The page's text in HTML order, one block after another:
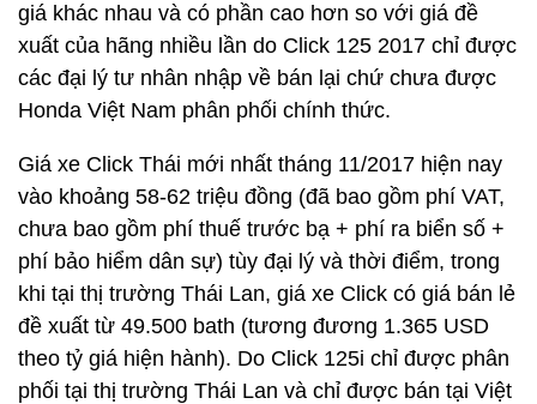
giá khác nhau và có phần cao hơn so với giá đề
xuất của hãng nhiều lần do Click 125 2017 chỉ được
các đại lý tư nhân nhập về bán lại chứ chưa được
Honda Việt Nam phân phối chính thức.
Giá xe Click Thái mới nhất tháng 11/2017 hiện nay
vào khoảng 58-62 triệu đồng (đã bao gồm phí VAT,
chưa bao gồm phí thuế trước bạ + phí ra biển số +
phí bảo hiểm dân sự) tùy đại lý và thời điểm, trong
khi tại thị trường Thái Lan, giá xe Click có giá bán lẻ
đề xuất từ 49.500 bath (tương đương 1.365 USD
theo tỷ giá hiện hành). Do Click 125i chỉ được phân
phối tại thị trường Thái Lan và chỉ được bán tại Việt